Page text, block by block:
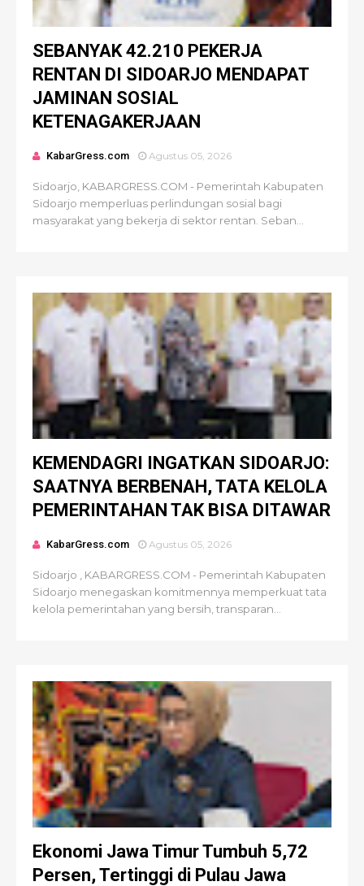
SEBANYAK 42.210 PEKERJA
RENTAN DI SIDOARJO MENDAPAT
JAMINAN SOSIAL
KETENAGAKERJAAN
KabarGress.com Agustus 05, 2026
Sidoarjo, KABARGRESS.COM - Pemerintah Kabupaten
Sidoarjo memperluas perlindungan sosial bagi
masyarakat yang bekerja di sektor rentan. Seban...
KEMENDAGRI INGATKAN SIDOARJO:
SAATNYA BERBENAH, TATA KELOLA
PEMERINTAHAN TAK BISA DITAWAR
KabarGress.com Agustus 05, 2026
Sidoarjo , KABARGRESS.COM - Pemerintah Kabupaten
Sidoarjo menegaskan komitmennya memperkuat tata
kelola pemerintahan yang bersih, transparan...
Ekonomi Jawa Timur Tumbuh 5,72
Persen, Tertinggi di Pulau Jawa